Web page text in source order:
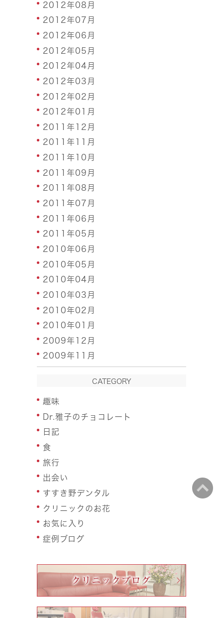
2012年08月
2012年07月
2012年06月
2012年05月
2012年04月
2012年03月
2012年02月
2012年01月
2011年12月
2011年11月
2011年10月
2011年09月
2011年08月
2011年07月
2011年06月
2011年05月
2010年06月
2010年05月
2010年04月
2010年03月
2010年02月
2010年01月
2009年12月
2009年11月
CATEGORY
趣味
Dr.雅子のチョコレート
日記
食
旅行
出会い
すすき野デンタル
クリニックのお花
お気に入り
症例ブログ